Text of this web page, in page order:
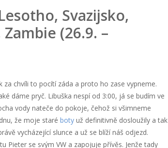
Svazijsko,
(26.9. –
chvíli to pocítí záda a proto ho zase vypneme.
dáme pryč. Libuška nespí od 3:00, já se budím ve
vody nateče do pokoje, čehož si všimneme
že moje staré botyuž definitivně dosloužily a tak
vycházející slunce a už se blíží náš odjezd.
Pieter se svým VW a zapojuje přívěs. Jenže tady